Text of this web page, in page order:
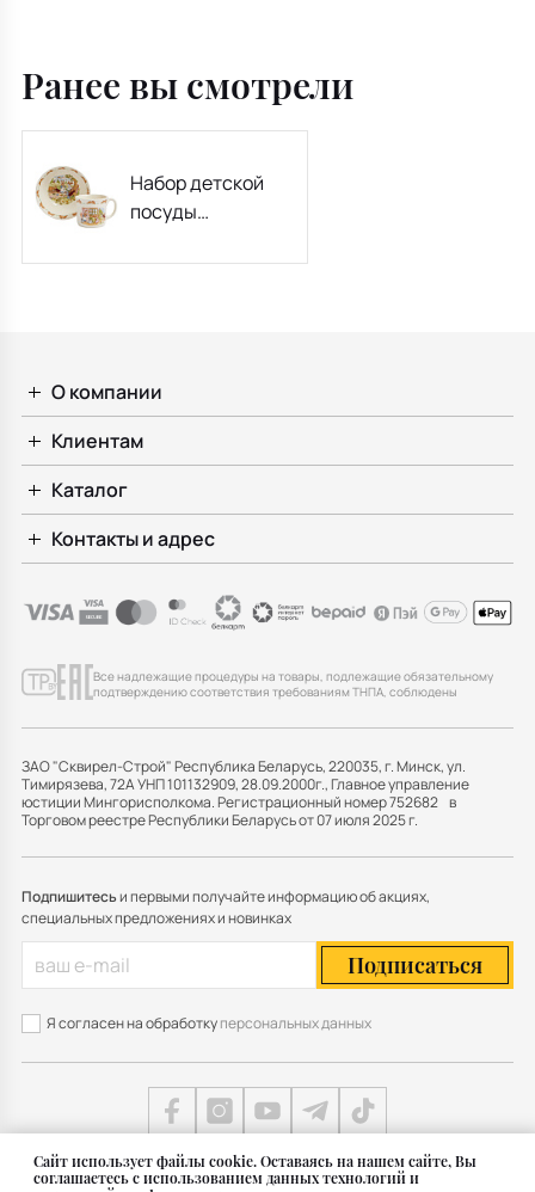
Ранее вы смотрели
Набор детской
посуды
предмета
Cайт использует файлы cookie. Оставаясь на нашем сайте, Вы
соглашаетесь с использованием данных технологий и
О компании
Клиентам
Каталог
Контакты и адрес
Все надлежащие процедуры на товары, подлежащие обязательному
подтверждению соответствия требованиям ТНПА, соблюдены
ЗАО "Сквирел-Строй" Республика Беларусь, 220035, г. Минск, ул.
Тимирязева, 72А УНП 101132909, 28.09.2000г., Главное управление
юстиции Мингорисполкома. Регистрационный номер 752682 в
Торговом реестре Республики Беларусь от 07 июля 2025 г.
Подпишитесьи первыми получайте информацию об акциях,
специальных предложениях и новинках
Подписаться
Я согласен на обработкуперсональных данных
Карта сайта